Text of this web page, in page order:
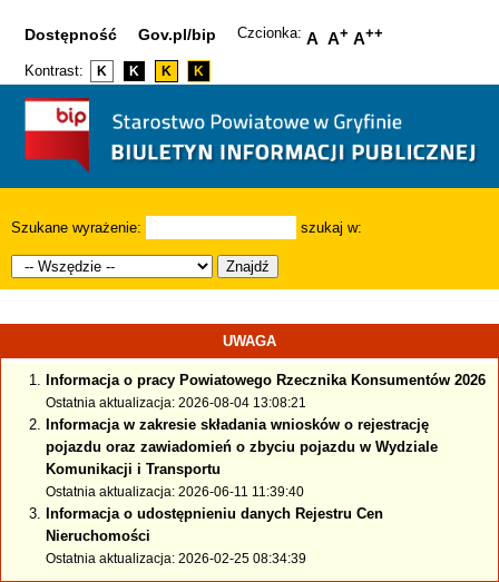
Dostępność Gov.pl/bip Czcionka: A A+ A++
Kontrast: K K K K
Szukane wyrażenie: szukaj w:
Znajdź
UWAGA
Informacja o pracy Powiatowego Rzecznika Konsumentów 2026
Ostatnia aktualizacja: 2026-08-04 13:08:21
Informacja w zakresie składania wniosków o rejestrację
pojazdu oraz zawiadomień o zbyciu pojazdu w Wydziale
Komunikacji i Transportu
Ostatnia aktualizacja: 2026-06-11 11:39:40
Informacja o udostępnieniu danych Rejestru Cen
Nieruchomości
Ostatnia aktualizacja: 2026-02-25 08:34:39